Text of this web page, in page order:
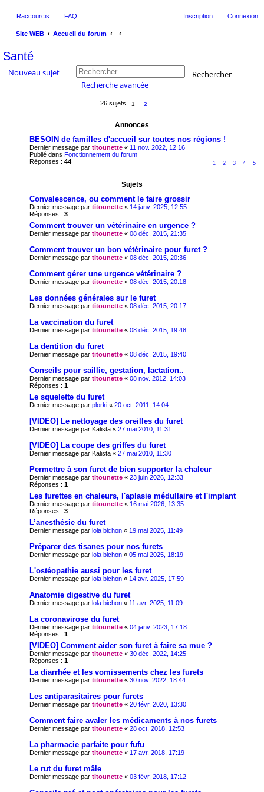
Raccourcis FAQ Connexion
Inscription
Site WEB
Accueil du forum
Santé
Nouveau sujet
Rechercher
Recherche avancée
26 sujets 1 2
Annonces
BESOIN de familles d'accueil sur toutes nos régions !
Dernier message par titounette « 11 nov. 2022, 12:16
Publié dans Fonctionnement du forum
Réponses : 44 1 2 3 4 5
Sujets
Convalescence, ou comment le faire grossir
Dernier message par titounette « 14 janv. 2025, 12:55
Réponses : 3
Comment trouver un vétérinaire en urgence ?
Dernier message par titounette « 08 déc. 2015, 21:35
Comment trouver un bon vétérinaire pour furet ?
Dernier message par titounette « 08 déc. 2015, 20:36
Comment gérer une urgence vétérinaire ?
Dernier message par titounette « 08 déc. 2015, 20:18
Les données générales sur le furet
Dernier message par titounette « 08 déc. 2015, 20:17
La vaccination du furet
Dernier message par titounette « 08 déc. 2015, 19:48
La dentition du furet
Dernier message par titounette « 08 déc. 2015, 19:40
Conseils pour saillie, gestation, lactation..
Dernier message par titounette « 08 nov. 2012, 14:03
Réponses : 1
Le squelette du furet
Dernier message par plorki « 20 oct. 2011, 14:04
[VIDEO] Le nettoyage des oreilles du furet
Dernier message par Kalista « 27 mai 2010, 11:31
[VIDEO] La coupe des griffes du furet
Dernier message par Kalista « 27 mai 2010, 11:30
Permettre à son furet de bien supporter la chaleur
Dernier message par titounette « 23 juin 2026, 12:33
Réponses : 1
Les furettes en chaleurs, l'aplasie médullaire et l'implant
Dernier message par titounette « 16 mai 2026, 13:35
Réponses : 3
L’anesthésie du furet
Dernier message par lola bichon « 19 mai 2025, 11:49
Préparer des tisanes pour nos furets
Dernier message par lola bichon « 05 mai 2025, 18:19
L'ostéopathie aussi pour les furet
Dernier message par lola bichon « 14 avr. 2025, 17:59
Anatomie digestive du furet
Dernier message par lola bichon « 11 avr. 2025, 11:09
La coronavirose du furet
Dernier message par titounette « 04 janv. 2023, 17:18
Réponses : 1
[VIDEO] Comment aider son furet à faire sa mue ?
Dernier message par titounette « 30 déc. 2022, 14:25
Réponses : 1
La diarrhée et les vomissements chez les furets
Dernier message par titounette « 30 nov. 2022, 18:44
Les antiparasitaires pour furets
Dernier message par titounette « 20 févr. 2020, 13:30
Comment faire avaler les médicaments à nos furets
Dernier message par titounette « 28 oct. 2018, 12:53
La pharmacie parfaite pour fufu
Dernier message par titounette « 17 avr. 2018, 17:19
Le rut du furet mâle
Dernier message par titounette « 03 févr. 2018, 17:12